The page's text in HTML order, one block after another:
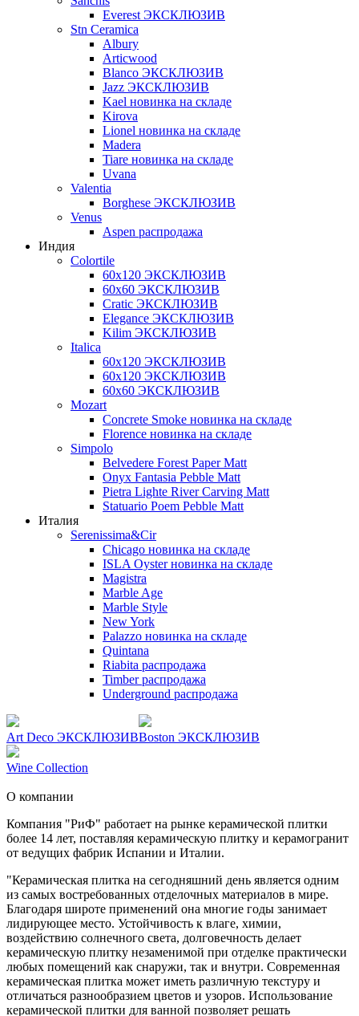
Everest ЭКСКЛЮЗИВ
Stn Ceramica
Albury
Articwood
Blanco ЭКСКЛЮЗИВ
Jazz ЭКСКЛЮЗИВ
Kael новинка на складе
Kirova
Lionel новинка на складе
Madera
Tiare новинка на складе
Uvana
Valentia
Borghese ЭКСКЛЮЗИВ
Venus
Aspen распродажа
Индия
Colortile
60х120 ЭКСКЛЮЗИВ
60х60 ЭКСКЛЮЗИВ
Cratic ЭКСКЛЮЗИВ
Elegance ЭКСКЛЮЗИВ
Kilim ЭКСКЛЮЗИВ
Italica
60х120 ЭКСКЛЮЗИВ
60х120 ЭКСКЛЮЗИВ
60х60 ЭКСКЛЮЗИВ
Mozart
Concrete Smoke новинка на складе
Florence новинка на складе
Simpolo
Belvedere Forest Paper Matt
Onyx Fantasia Pebble Matt
Pietra Lighte River Carving Matt
Statuario Poem Pebble Matt
Италия
Serenissima&Cir
Chicago новинка на складе
ISLA Oyster новинка на складе
Magistra
Marble Age
Marble Style
New York
Palazzo новинка на складе
Quintana
Riabita распродажа
Timber распродажа
Underground распродажа
Art Deco ЭКСКЛЮЗИВBoston ЭКСКЛЮЗИВ
Wine Collection
О компании
Компания "РиФ" работает на рынке керамической плитки
более 14 лет, поставляя керамическую плитку и керамогранит
от ведущих фабрик Испании и Италии.
"Керамическая плитка на сегодняшний день является одним
из самых востребованных отделочных материалов в мире.
Благодаря широте применений она многие годы занимает
лидирующее место. Устойчивость к влаге, химии,
воздействию солнечного света, долговечность делает
керамическую плитку незаменимой при отделке практически
любых помещений как снаружи, так и внутри. Современная
керамическая плитка может иметь различную текстуру и
отличаться разнообразием цветов и узоров. Использование
керамической плитки для ванной позволяет решать